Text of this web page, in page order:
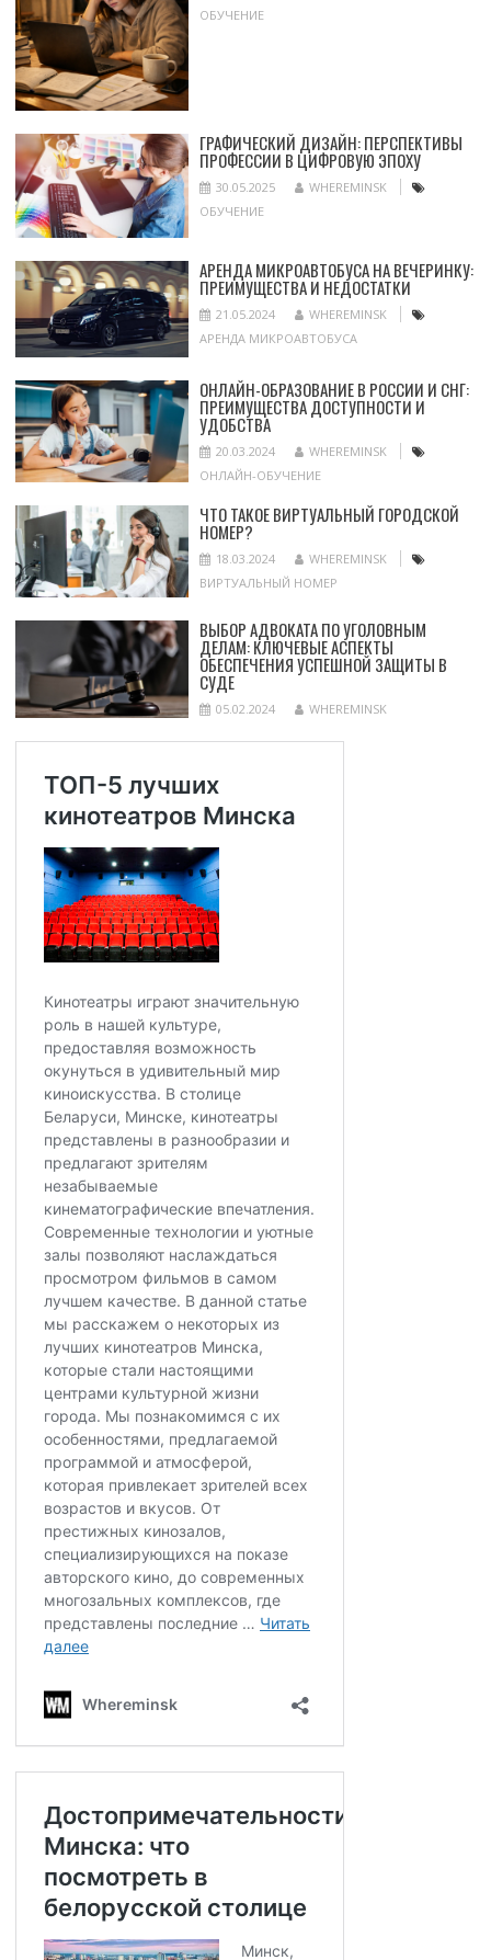
ОБУЧЕНИЕ
ГРАФИЧЕСКИЙ ДИЗАЙН: ПЕРСПЕКТИВЫ
ПРОФЕССИИ В ЦИФРОВУЮ ЭПОХУ
30.05.2025
WHEREMINSK
ОБУЧЕНИЕ
АРЕНДА МИКРОАВТОБУСА НА ВЕЧЕРИНКУ:
ПРЕИМУЩЕСТВА И НЕДОСТАТКИ
21.05.2024
WHEREMINSK
АРЕНДА МИКРОАВТОБУСА
ОНЛАЙН-ОБРАЗОВАНИЕ В РОССИИ И СНГ:
ПРЕИМУЩЕСТВА ДОСТУПНОСТИ И
УДОБСТВА
20.03.2024
WHEREMINSK
ОНЛАЙН-ОБУЧЕНИЕ
ЧТО ТАКОЕ ВИРТУАЛЬНЫЙ ГОРОДСКОЙ
НОМЕР?
18.03.2024
WHEREMINSK
ВИРТУАЛЬНЫЙ НОМЕР
ВЫБОР АДВОКАТА ПО УГОЛОВНЫМ
ДЕЛАМ: КЛЮЧЕВЫЕ АСПЕКТЫ
ОБЕСПЕЧЕНИЯ УСПЕШНОЙ ЗАЩИТЫ В
СУДЕ
05.02.2024 WHEREMINSK